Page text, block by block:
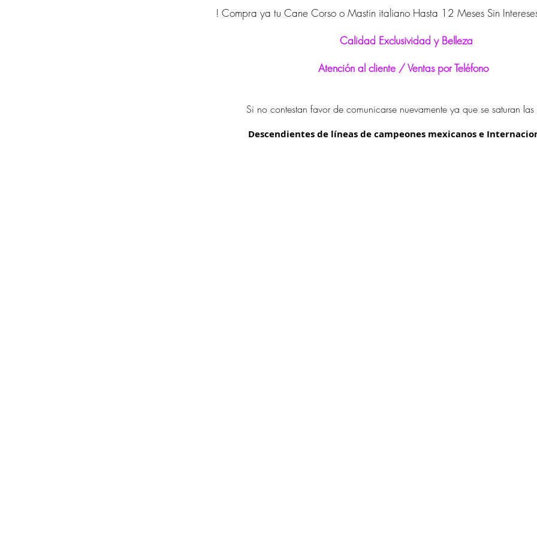
! Compra ya tu Cane Corso o Mastin italiano Hasta 12 Meses Sin
Calidad Exclusividad y Belleza
Atención al cliente / Ventas por Teléfono
Si no contestan favor de comunicarse nuevamente ya que se saturan las
Descendientes de líneas de campeones mexicanos e